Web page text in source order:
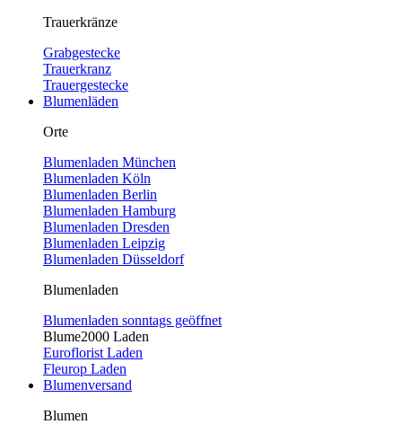
Trauerkränze
Grabgestecke
Trauerkranz
Trauergestecke
Blumenläden
Orte
Blumenladen München
Blumenladen Köln
Blumenladen Berlin
Blumenladen Hamburg
Blumenladen Dresden
Blumenladen Leipzig
Blumenladen Düsseldorf
Blumenladen
Blumenladen sonntags geöffnet
Blume2000 Laden
Euroflorist Laden
Fleurop Laden
Blumenversand
Blumen